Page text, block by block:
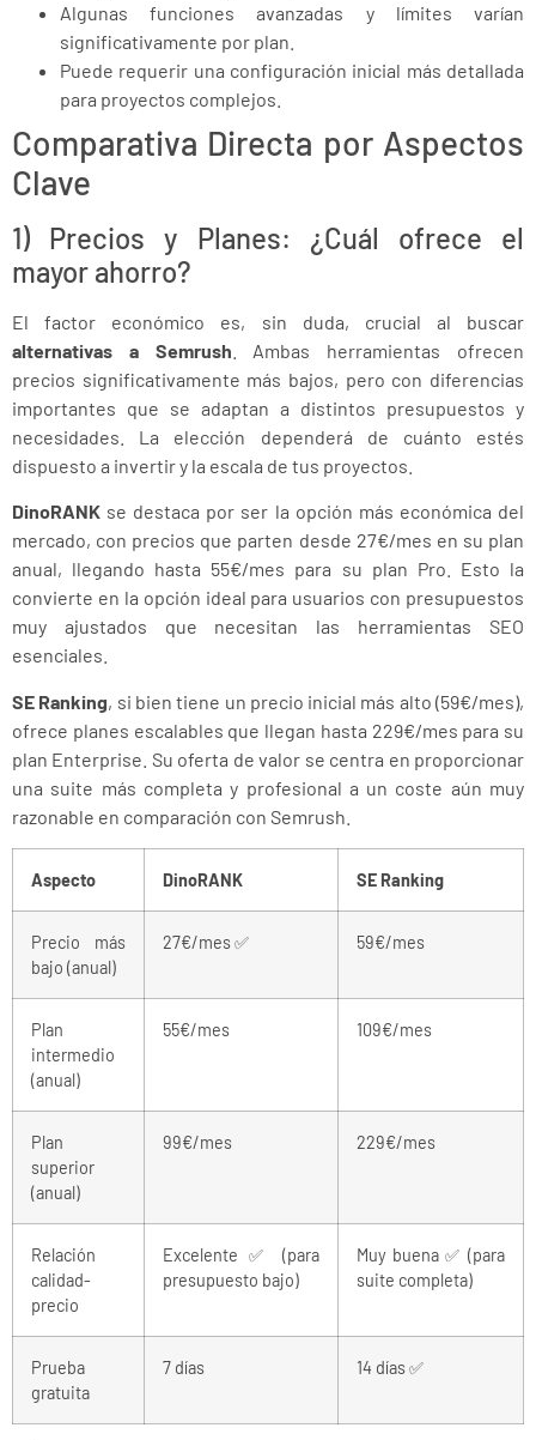
Algunas funciones avanzadas y límites varían
significativamente por plan.
Puede requerir una configuración inicial más detallada
para proyectos complejos.
Comparativa Directa por Aspectos
Clave
1) Precios y Planes: ¿Cuál ofrece el
mayor ahorro?
El factor económico es, sin duda, crucial al buscar
alternativas a Semrush . Ambas herramientas ofrecen
precios significativamente más bajos, pero con diferencias
importantes que se adaptan a distintos presupuestos y
necesidades. La elección dependerá de cuánto estés
dispuesto a invertir y la escala de tus proyectos.
DinoRANK se destaca por ser la opción más económica del
mercado, con precios que parten desde 27€/mes en su plan
anual, llegando hasta 55€/mes para su plan Pro. Esto la
convierte en la opción ideal para usuarios con presupuestos
muy ajustados que necesitan las herramientas SEO
esenciales.
SE Ranking, si bien tiene un precio inicial más alto (59€/mes),
ofrece planes escalables que llegan hasta 229€/mes para su
plan Enterprise. Su oferta de valor se centra en proporcionar
una suite más completa y profesional a un coste aún muy
razonable en comparación con Semrush.
Aspecto DinoRANK SE Ranking
Precio más
bajo (anual)
27€/mes ✅ 59€/mes
Plan
intermedio
(anual)
55€/mes 109€/mes
Plan
superior
(anual)
99€/mes 229€/mes
Relación
calidad-
precio
Excelente ✅ (para
presupuesto bajo)
Muy buena ✅ (para
suite completa)
Prueba
gratuita
7 días 14 días ✅